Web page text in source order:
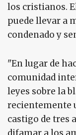
los cristianos.
puede llevar a
condenado y
"En lugar de
comunidad
leyes sobre la
recientemente
castigo de tres